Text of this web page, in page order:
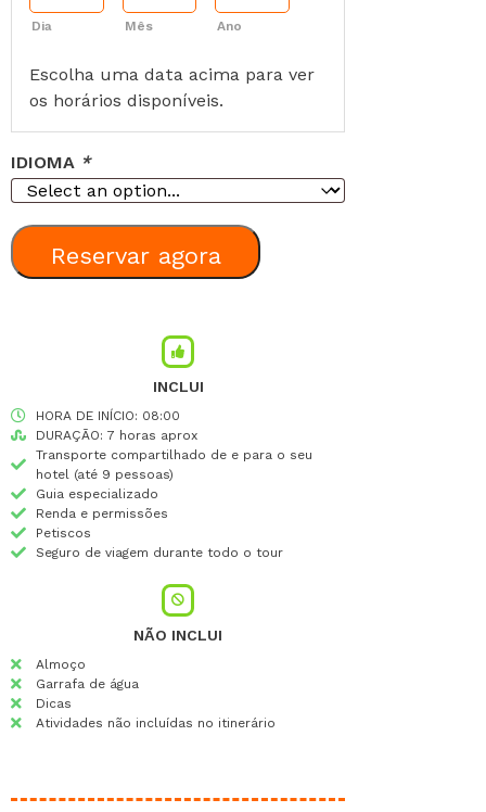
Dia Mês Ano
Escolha uma data acima para ver
os horários disponíveis.
IDIOMA *
Reservar agora
INCLUI
HORA DE INÍCIO: 08:00
DURAÇÃO: 7 horas aprox
Transporte compartilhado de e para o seu
hotel (até 9 pessoas)
Guia especializado
Renda e permissões
Petiscos
Seguro de viagem durante todo o tour
NÃO INCLUI
Almoço
Garrafa de água
Dicas
Atividades não incluídas no itinerário